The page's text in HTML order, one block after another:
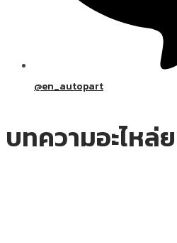
@en_autopart
บทความอะไหล่